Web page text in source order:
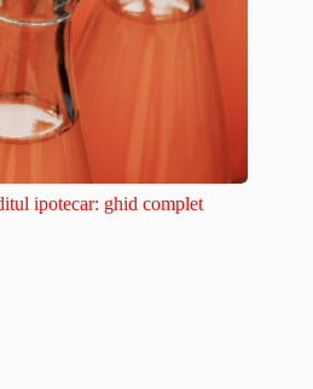
ipotecar: ghid complet